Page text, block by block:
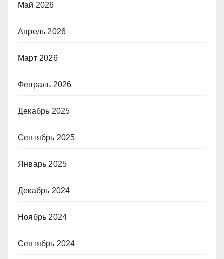
Май 2026
Апрель 2026
Март 2026
Февраль 2026
Декабрь 2025
Сентябрь 2025
Январь 2025
Декабрь 2024
Ноябрь 2024
Сентябрь 2024